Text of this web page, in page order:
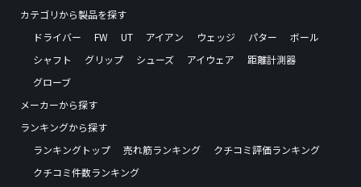
カテゴリから製品を探す
ドライバー
FW UT アイアン ウェッジ パター
ボール
シャフト
グリップ シューズ アイウェア
距離計測器
グローブ
メーカーから探す
ランキングから探す
ランキングトップ
売れ筋ランキング
クチコミ評価ランキング
クチコミ件数ランキング